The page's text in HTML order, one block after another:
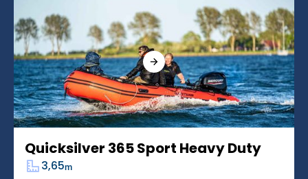
Quicksilver 365 Sport Heavy Duty
3,65m